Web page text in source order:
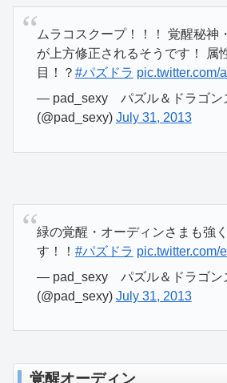
ムラコスクープ！！！ 覚醒秘神
が上方修正されるそうです！ 属
目！？ #パズドラ pic.twitter.com/
— pad_sexy パズル＆ドラゴン
(@pad_sexy) July 31, 2013
緑の覚醒・オーディンさまも強
す！！ #パズドラ pic.twitter.com/
— pad_sexy パズル＆ドラゴン
(@pad_sexy) July 31, 2013
覚醒オーディン